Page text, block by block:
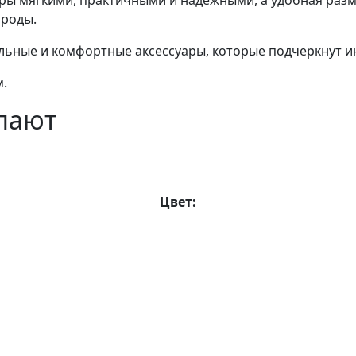
и комфортные аксессуары, которые подчеркнут
Цвет: